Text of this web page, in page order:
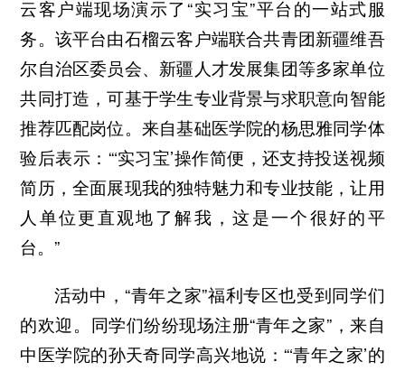
云客户端现场演示了“实习宝”平台的一站式服
务。该平台由石榴云客户端联合共青团新疆维吾
尔自治区委员会、新疆人才发展集团等多家单位
共同打造，可基于学生专业背景与求职意向智能
推荐匹配岗位。来自基础医学院的杨思雅同学体
验后表示：“‘实习宝’操作简便，还支持投送视频
简历，全面展现我的独特魅力和专业技能，让用
人单位更直观地了解我，这是一个很好的平
台。”
活动中，“青年之家”福利专区也受到同学们
的欢迎。同学们纷纷现场注册“青年之家”，来自
中医学院的孙天奇同学高兴地说：“‘青年之家’的